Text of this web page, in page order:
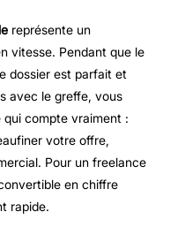
représente un
vitesse. Pendant que le
dossier est parfait et
avec le greffe, vous
compte vraiment :
votre offre,
Pour un freelance
en chiffre
rapide.